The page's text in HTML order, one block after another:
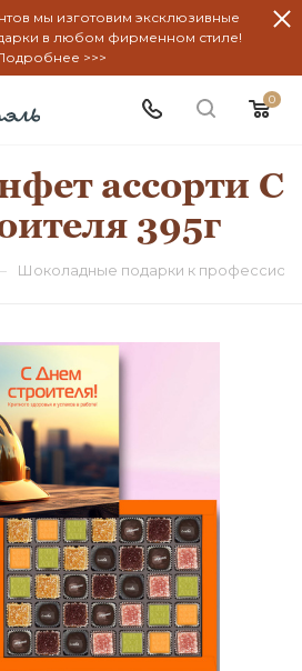
мы изготовим эксклюзивные
в любом фирменном стиле!
>>>
0
ассорти С
395г
Шоколадные подарки к